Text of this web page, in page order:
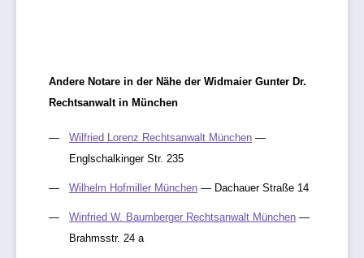
Andere Notare in der Nähe der Widmaier Gunter Dr.
Rechtsanwalt in München
Wilfried Lorenz Rechtsanwalt München —
Englschalkinger Str. 235
Wilhelm Hofmiller München — Dachauer Straße 14
Winfried W. Baumberger Rechtsanwalt München —
Brahmsstr. 24 a